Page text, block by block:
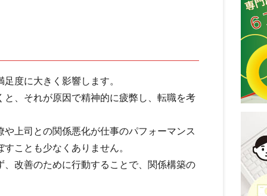
度に大きく影響します。
と、それが原因で精神的に疲弊し、転職を考
上司との関係悪化が仕事のパフォーマンス
ことも少なくありません。
、改善のために行動することで、関係構築の